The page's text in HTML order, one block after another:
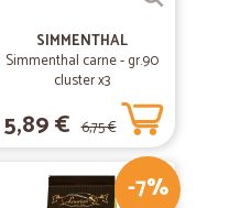
SIMMENTHAL
Simmenthal carne - gr.90
cluster x3
5,89 € 6,75 €
-7%